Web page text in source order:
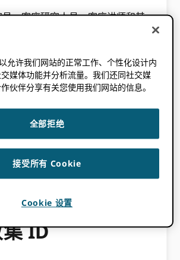
、客座研究人员、客座讲师和其
消息，他们希望能够更轻松地分
作和专业知识的信息，并因此获
。 这对您的组织有好处，因为它
究人员的成就归功于他们，又可
与您的从属关系的信息是正确和
断言有两种通用的工作流程：通过
册时您系统内或用户个人资料页
他们的 iD 到您的系统。
程 1：在您的系
ID
允许我们网站的正常工作、个性化设计内
媒体功能并分析流量。我们还同社交媒
伙伴分享有关您使用我们网站的信息。
全部拒绝
接受所有 Cookie
Cookie 设置